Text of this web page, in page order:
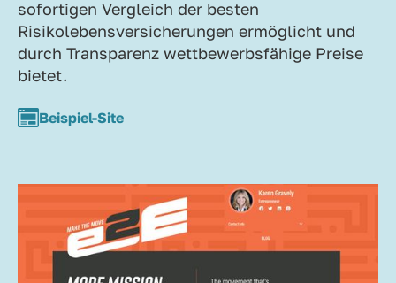
sofortigen Vergleich der besten
Risikolebensversicherungen ermöglicht und
durch Transparenz wettbewerbsfähige Preise
bietet.
Beispiel-Site